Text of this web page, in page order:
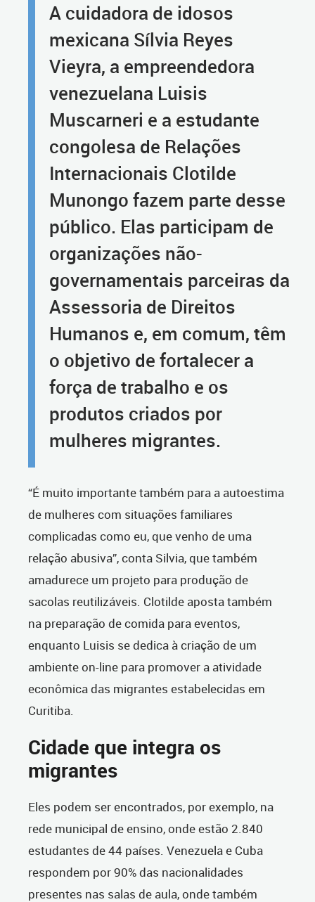
A cuidadora de idosos
mexicana Sílvia Reyes
Vieyra, a empreendedora
venezuelana Luisis
Muscarneri e a estudante
congolesa de Relações
Internacionais Clotilde
Munongo fazem parte desse
público. Elas participam de
organizações não-
governamentais parceiras da
Assessoria de Direitos
Humanos e, em comum, têm
o objetivo de fortalecer a
força de trabalho e os
produtos criados por
mulheres migrantes.
“É muito importante também para a autoestima
de mulheres com situações familiares
complicadas como eu, que venho de uma
relação abusiva”, conta Silvia, que também
amadurece um projeto para produção de
sacolas reutilizáveis. Clotilde aposta também
na preparação de comida para eventos,
enquanto Luisis se dedica à criação de um
ambiente on-line para promover a atividade
econômica das migrantes estabelecidas em
Curitiba.
Cidade que integra os
migrantes
Eles podem ser encontrados, por exemplo, na
rede municipal de ensino, onde estão 2.840
estudantes de 44 países. Venezuela e Cuba
respondem por 90% das nacionalidades
presentes nas salas de aula, onde também